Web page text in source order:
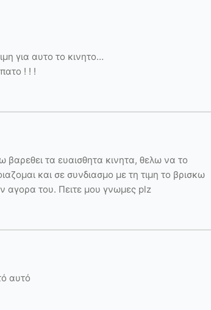
για αυτο το κινητο…
! ! !
βαρεθει τα ευαισθητα κινητα, θελω να το
και σε συνδιασμο με τη τιμη το βρισκω
αγορα του. Πειτε μου γνωμες plz
αυτό